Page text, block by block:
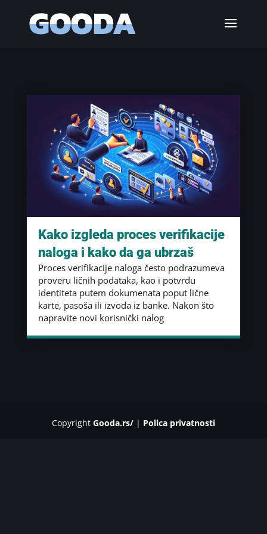
Kako izgleda proces verifikacije
naloga i kako da ga ubrzaš
Proces verifikacije naloga često podrazumeva
proveru ličnih podataka, kao i potvrdu
identiteta putem dokumenata poput lične
karte, pasoša ili izvoda iz banke. Nakon što
napravite novi korisnički nalog
Copyright Gooda.rs/| Polica privatnosti